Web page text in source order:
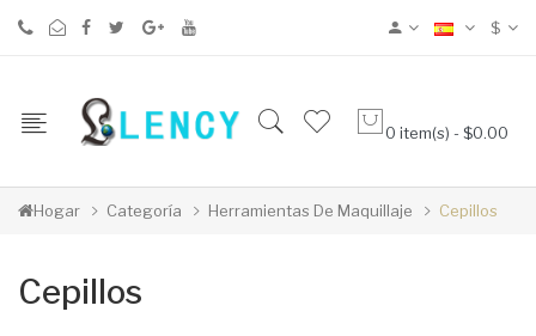
$
0 item(s) - $0.00
Hogar Categoría Herramientas De Maquillaje Cepillos
Cepillos